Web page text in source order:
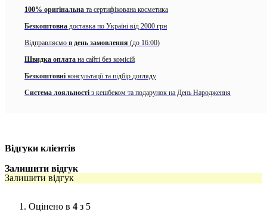
подразнення, запалення і почервоніння.
регулює роботу сальних залоз перешкоджає виникненню різних
запальних процесів в порах.Пантенол– загоює пошкоджені ділянки
шкірного покриву, знімає втому і набряклість, прискорює обмінні
тонізує, підвищує пружність і еластичність, активізує вироблення
колагену і еластину, омолоджує.Екстракт камелії
лущення.Екстракт ромашки– заспокоює епідерміс, зміцнює
Об’єм: 15 мл.
Застосування: після вмивання і тонізації шкіри, нанесіть точково на
проблемні ділянки крем, дочекайтеся його повного поглинання , після
100% оригінальна та сертифікована косметика
Безкоштовна доставка по Україні від 2000 грн
Відправляємо в день замовлення (до 16:00)
Швидка оплата на сайті без комісій
Безкоштовні консультації та підбір догляду
Система лояльності з кешбеком та подарунок на День Народження
Відгуки клієнтів
Залишити відгук
Залишити відгук
Оцінено в 4 з 5